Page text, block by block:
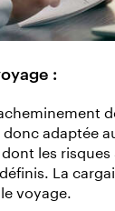
:
adaptée
les risques
La
voyage.